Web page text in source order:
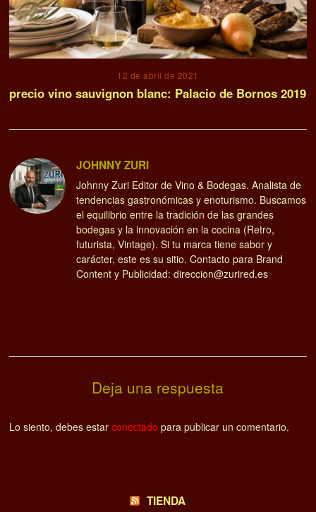
12 de abril de 2021
precio vino sauvignon blanc: Palacio de Bornos 2019
JOHNNY ZURI
Johnny Zuri Editor de Vino & Bodegas. Analista de
tendencias gastronómicas y enoturismo. Buscamos
el equilibrio entre la tradición de las grandes
bodegas y la innovación en la cocina (Retro,
futurista, Vintage). Si tu marca tiene sabor y
carácter, este es su sitio. Contacto para Brand
Content y Publicidad: direccion@zurired.es
Deja una respuesta
Lo siento, debes estarconectado para publicar un comentario.
TIENDA